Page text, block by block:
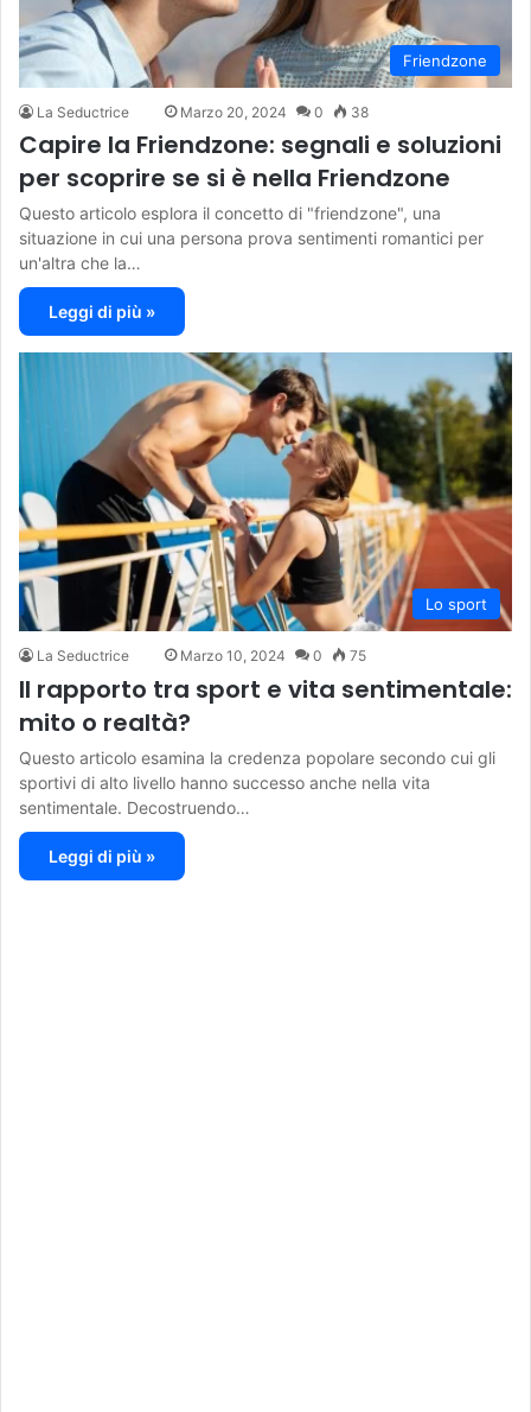
Friendzone
La Seductrice Marzo 20, 2024 0 38
Capire la Friendzone: segnali e soluzioni
per scoprire se si è nella Friendzone
Questo articolo esplora il concetto di "friendzone", una
situazione in cui una persona prova sentimenti romantici per
un'altra che la…
Leggi di più »
Lo sport
La Seductrice Marzo 10, 2024 0 75
Il rapporto tra sport e vita sentimentale:
mito o realtà?
Questo articolo esamina la credenza popolare secondo cui gli
sportivi di alto livello hanno successo anche nella vita
sentimentale. Decostruendo…
Leggi di più »